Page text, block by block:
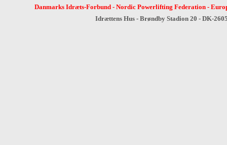
Danmarks Idræts-Forbund- Nordic Powerlifting Federation-
Idrættens Hus - Brøndby Stadion 20 - DK-